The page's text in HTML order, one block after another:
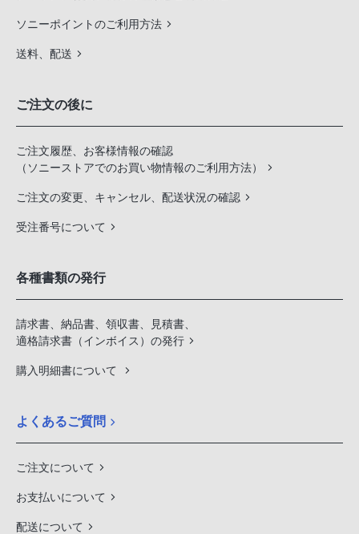
ソニーポイントのご利用方法
送料、配送
ご注文の後に
ご注文履歴、お客様情報の確認
（ソニーストアでのお買い物情報のご利用方法）
ご注文の変更、キャンセル、配送状況の確認
受注番号について
各種書類の発行
請求書、納品書、領収書、見積書、
適格請求書（インボイス）の発行
購入明細書について
よくあるご質問
ご注文について
お支払いについて
配送について